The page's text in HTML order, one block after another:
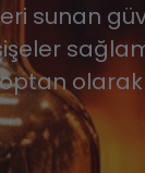
sunan